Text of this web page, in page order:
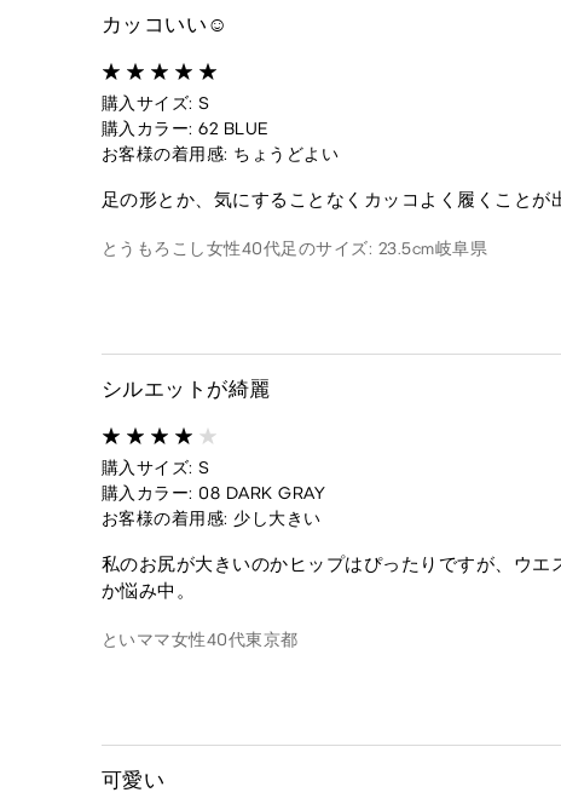
カッコいい☺️
購入サイズ: S
購入カラー: 62 BLUE
お客様の着用感: ちょうどよい
足の形とか、気にすることなくカッコよく履くことが
とうもろこし女性40代足のサイズ: 23.5cm岐阜県
シルエットが綺麗
購入サイズ: S
購入カラー: 08 DARK GRAY
お客様の着用感: 少し大きい
私のお尻が大きいのかヒップはぴったりですが、ウ
か悩み中。
といママ女性40代東京都
可愛い